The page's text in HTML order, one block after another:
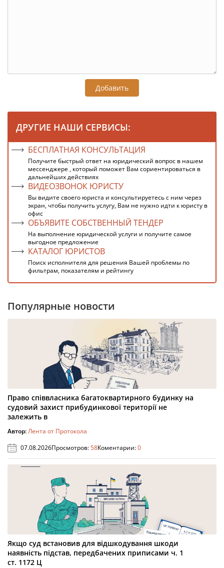
Добавить
ДРУГИЕ НАШИ СЕРВИСЫ:
БЕСПЛАТНАЯ КОНСУЛЬТАЦИЯ
Получите быстрый ответ на юридический вопрос в нашем
мессенджере , который поможет Вам сориентироваться в
дальнейших действиях
ВИДЕОЗВОНОК ЮРИСТУ
Вы видите своего юриста и консультируетесь с ним через
экран, чтобы получить услугу, Вам не нужно идти к юристу в
офис
ОБЪЯВИТЕ СОБСТВЕННЫЙ ТЕНДЕР
На выполнение юридической услуги и получите самое
выгодное предложение
КАТАЛОГ ЮРИСТОВ
Поиск исполнителя для решения Вашей проблемы по
фильтрам, показателям и рейтингу
Популярные новости
Право співвласника багатоквартирного будинку на
судовий захист прибудинкової території не
залежить в
Автор:Лента от Протокола
07.08.2026Просмотров:58Коментарии:0
Якщо суд встановив для відшкодування шкоди
наявність підстав, передбачених приписами ч. 1
ст. 1172 Ц